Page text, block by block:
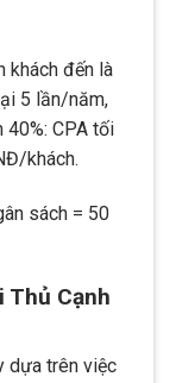
khách đến là
5 lần/năm,
40%: CPA tối
khách.
sách = 50
Cạnh
dựa trên việc